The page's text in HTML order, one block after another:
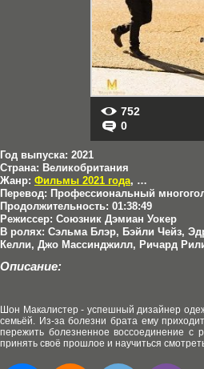
752
0
Год выпуска: 2021
Страна: Великобритания
Жанр: Фильмы 2021 года, Драмы
Перевод: Профессиональный
Продолжительность: 01:38:49
Режиссер: Союзник Дэмиан Уокер
В ролях: Сэльма Блэр, Бэйли Чейз,
Келли, Джо Массинджилл, Ричард
Описание:
Шон Макалистер - успешный дизайнер
семьёй. Из-за болезни брата ему
пережить болезненное воссоединение с
принять своё прошлое и научиться